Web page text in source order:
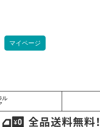
マイページ